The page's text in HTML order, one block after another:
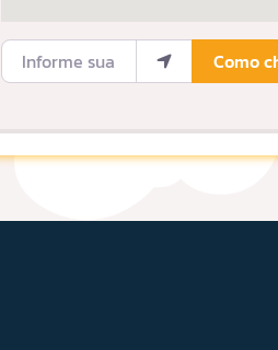
Informe sua Localização
Como